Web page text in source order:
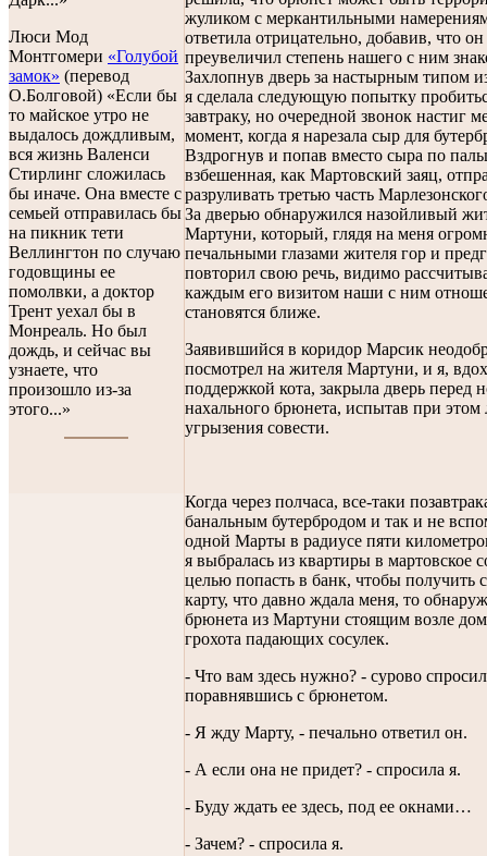
Люси Мод
Монтгомери «Голубой
замок» (перевод
О.Болговой) «Если бы
то майское утро не
выдалось дождливым,
вся жизнь Валенси
Стирлинг сложилась
бы иначе. Она вместе с
семьей отправилась бы
на пикник тети
Веллингтон по случаю
годовщины ее
помолвки, а доктор
Трент уехал бы в
Монреаль. Но был
дождь, и сейчас вы
узнаете, что
произошло из-за
этого...»
жуликом с меркантильными
ответила отрицательно, добавив, что
преувеличил степень нашего с ним
Захлопнув дверь за настырным типом
я сделала следующую попытку
завтраку, но очередной звонок настиг
момент, когда я нарезала сыр для
Вздрогнув и попав вместо сыра по
взбешенная, как Мартовский заяц,
разруливать третью часть
За дверью обнаружился назойливый
Мартуни, который, глядя на меня
печальными глазами жителя гор и
повторил свою речь, видимо
каждым его визитом наши с ним
становятся ближе.
Заявившийся в коридор Марсик
посмотрел на жителя Мартуни, и я,
поддержкой кота, закрыла дверь перед
нахального брюнета, испытав при этом
угрызения совести.
Когда через полчаса, все-таки
банальным бутербродом и так и не
одной Марты в радиусе пяти
я выбралась из квартиры в мартовское
целью попасть в банк, чтобы получить
карту, что давно ждала меня, то
брюнета из Мартуни стоящим возле
грохота падающих сосулек.
- Что вам здесь нужно? - сурово
поравнявшись с брюнетом.
- Я жду Марту, - печально ответил он.
- А если она не придет? - спросила я.
- Буду ждать ее здесь, под ее окнами…
- Зачем? - спросила я.